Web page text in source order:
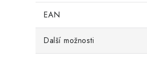
EAN
Další možnosti